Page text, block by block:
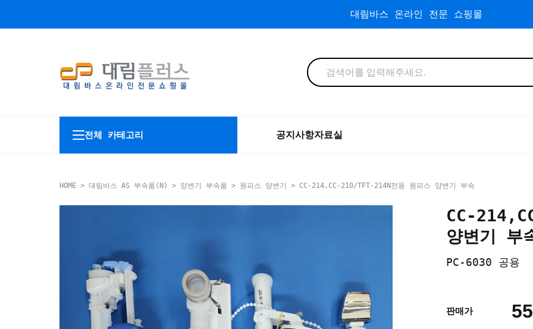
대림바스 온라인 전문 쇼핑몰
전체 카테고리 공지사항자료실
HOME > 대림바스 AS 부속품(N) > 양변기 부속품 > 원피스 양변기 > CC-214,CC-210/TFT-214N전용 원피스 양변기 부속
CC-
양변기 부
PC-6030 공용
판매가